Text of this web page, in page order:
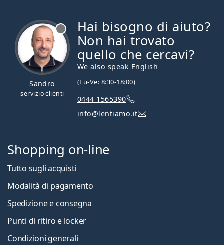
Sandro
servizio clienti
Hai bisogno di aiuto?
Non hai trovato
quello che cercavi?
We also speak English
(Lu-Ve: 8:30-18:00)
0444 1565390
info@lentiamo.it
Shopping on-line
Tutto sugli acquisti
Modalità di pagamento
Spedizione e consegna
Punti di ritiro e locker
Condizioni generali